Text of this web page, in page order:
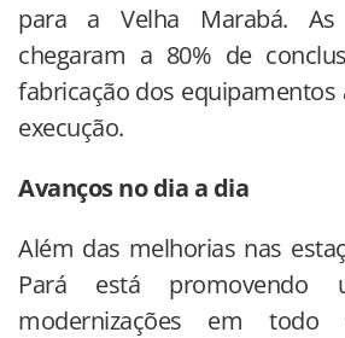
para a Velha Marabá.
chegaram a 80% de
fabricação dos equipamentos
execução.
Avanços no dia a dia
Além das melhorias nas
Pará está promovendo
modernizações em